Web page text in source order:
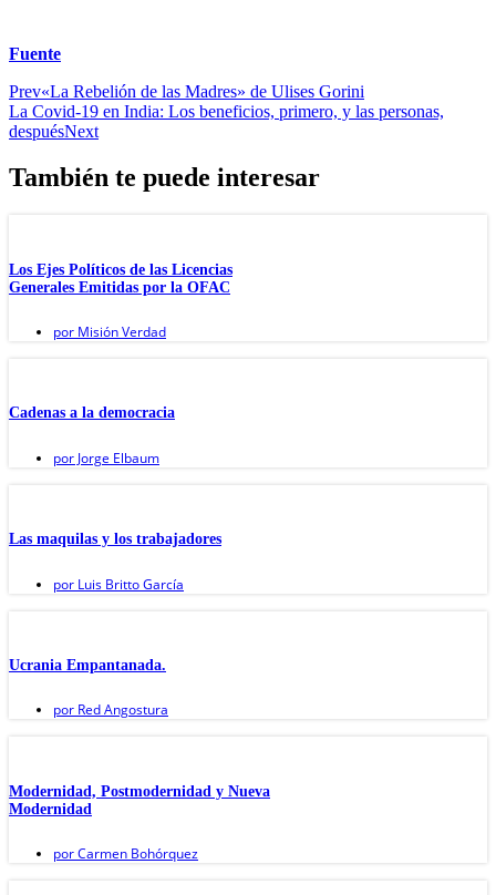
Fuente
Prev«La Rebelión de las Madres» de Ulises Gorini
La Covid-19 en India: Los beneficios, primero, y las personas,
despuésNext
También te puede interesar
Los Ejes Políticos de las Licencias
Generales Emitidas por la OFAC
por Misión Verdad
Cadenas a la democracia
por Jorge Elbaum
Las maquilas y los trabajadores
por Luis Britto García
Ucrania Empantanada.
por Red Angostura
Modernidad, Postmodernidad y Nueva
Modernidad
porCarmen Bohórquez